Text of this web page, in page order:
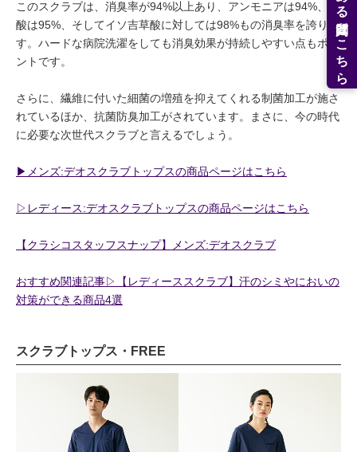
このスクラブは、消臭率が94%以上あり、アンモニアは94%、酢
酸は95%、そしてイソ吉草酸に対しては98%もの消臭率を誇りま
す。ハードな病院洗濯をしても消臭効果が持続しやすい点もポイ
ントです。
さらに、繊維に付いた細菌の増殖を抑えてくれる制菌加工が施さ
れているほか、抗菌防臭加工がされています。まさに、今の時代
に必要な次世代スクラブと言えるでしょう。
▶︎メンズ:デオスクラブトップスの商品ページはこちら
▷レディース:デオスクラブトップスの商品ページはこちら
【クラシコスタッフスナップ】メンズ:デオスクラブ
おすすめ関連記事▷【レディーススクラブ】汗のシミやにおいの
対策ができる商品4選
スクラブトップス・FREE